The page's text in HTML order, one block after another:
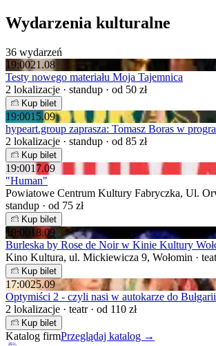
Wydarzenia kulturalne
36 wydarzeń
19:0021.08
Testy nowego materiału Moja Tajemnica
2 lokalizacje · standup · od 50 zł
Kup bilet
19:0015.09
hypeart.group zaprasza: Tomasz Boras w
2 lokalizacje · standup · od 85 zł
Kup bilet
19:0017.09
"Human"
Powiatowe Centrum Kultury Fabryczka, Ul.
standup · od 75 zł
Kup bilet
19:00 18.09
Burleska by Rose de Noir w Kinie Kultury
Kino Kultura, ul. Mickiewicza 9, Wołomin ·
Kup bilet
17:0025.09
Optymiści 2 - czyli nasi w autokarze do Bułgarii
2 lokalizacje · teatr · od 110 zł
Kup bilet
Katalog firmPrzeglądaj katalog →